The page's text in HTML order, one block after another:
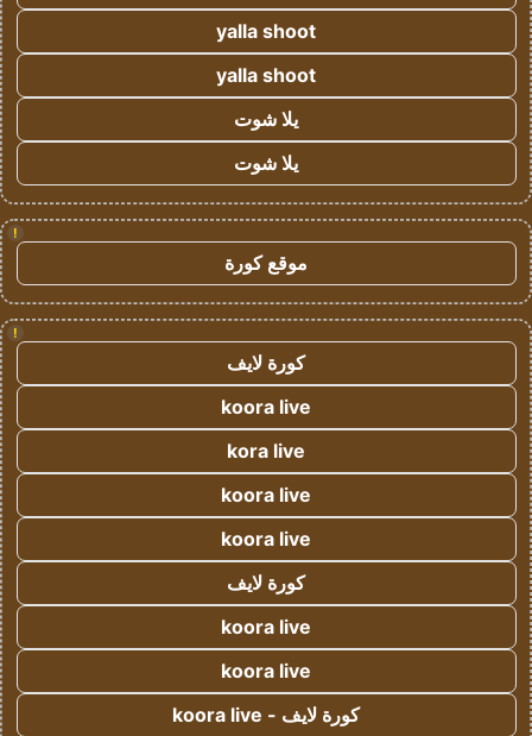
yalla shoot
yalla shoot
يلا شوت
يلا شوت
!
موقع كورة
!
كورة لايف
koora live
kora live
koora live
koora live
كورة لايف
koora live
koora live
كورة لايف - koora live